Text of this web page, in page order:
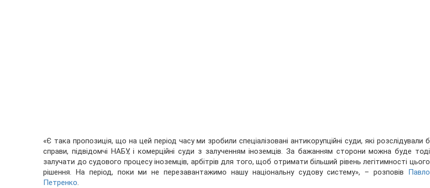
«Є така пропозиція, що на цей період часу ми зробили спеціалізовані антикорупційні суди, які розслідували б
справи, підвідомчі НАБУ, і комерційні суди з залученням іноземців. За бажанням сторони можна буде тоді
залучати до судового процесу іноземців, арбітрів для того, щоб отримати більший рівень легітимності цього
рішення. На період, поки ми не перезавантажимо нашу національну судову систему», – розповів
Павло
Петренко.